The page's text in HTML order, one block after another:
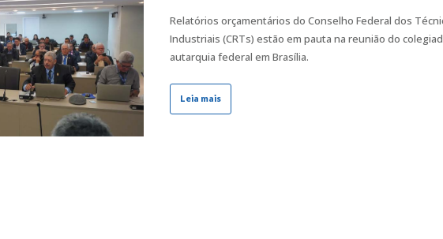
Relatórios orçamentários do Conselho Federal dos
Industriais (CRTs) estão em pauta na reunião do
autarquia federal em Brasília.
Leia mais